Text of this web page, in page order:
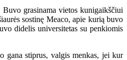
grasinama vietos kunigaikščiui
sostinę Meaco, apie kurią buvo
didelis universitetas su penkiomis
gana stiprus, valgis menkas, jei kur